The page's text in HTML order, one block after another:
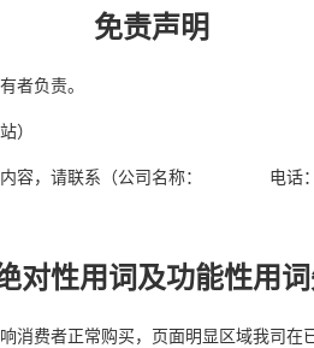
免责声明
者负责。
）
法律的内容，请联系（公司名
对性用词及功能性用
费者正常购买，页面明显区域我司在